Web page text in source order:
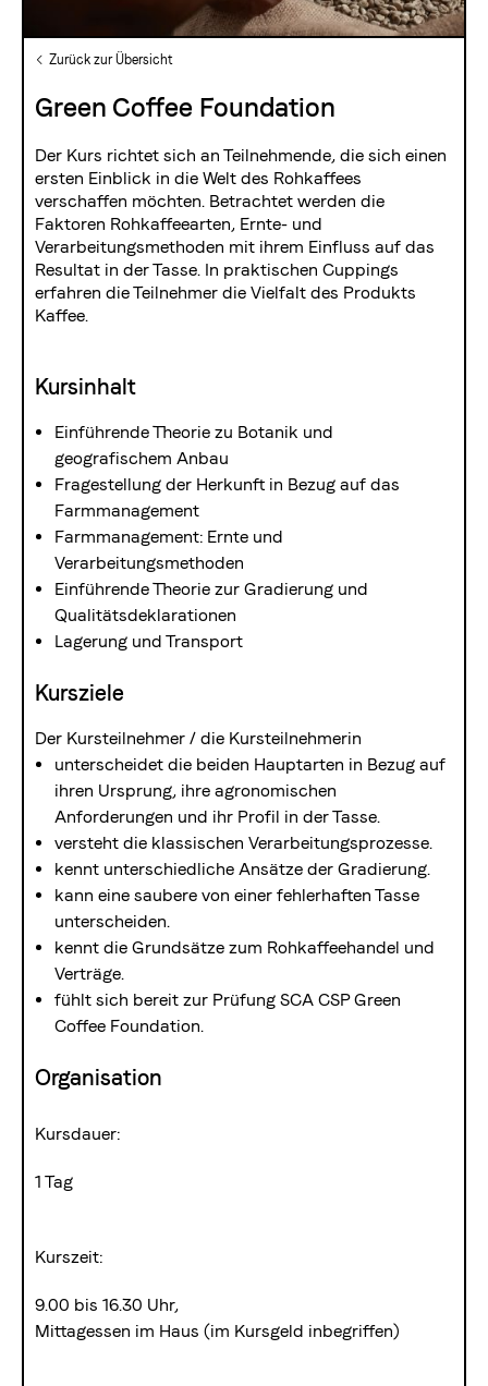
Blaser Trading
© 2026 Blasercafé AG
Zurück zur Übersicht
Green Coffee Foundation
Der Kurs richtet sich an Teilnehmende, die sich einen
ersten Einblick in die Welt des Rohkaffees
verschaffen möchten. Betrachtet werden die
Faktoren Rohkaffeearten, Ernte- und
Verarbeitungsmethoden mit ihrem Einfluss auf das
Resultat in der Tasse. In praktischen Cuppings
erfahren die Teilnehmer die Vielfalt des Produkts
Kaffee.
Kursinhalt
Einführende Theorie zu Botanik und
geografischem Anbau
Fragestellung der Herkunft in Bezug auf das
Farmmanagement
Farmmanagement: Ernte und
Verarbeitungsmethoden
Einführende Theorie zur Gradierung und
Qualitätsdeklarationen
Lagerung und Transport
Kursziele
Der Kursteilnehmer / die Kursteilnehmerin
unterscheidet die beiden Hauptarten in Bezug auf
ihren Ursprung, ihre agronomischen
Anforderungen und ihr Profil in der Tasse.
versteht die klassischen Verarbeitungsprozesse.
kennt unterschiedliche Ansätze der Gradierung.
kann eine saubere von einer fehlerhaften Tasse
unterscheiden.
kennt die Grundsätze zum Rohkaffeehandel und
Verträge.
fühlt sich bereit zur Prüfung SCA CSP Green
Coffee Foundation.
Organisation
Kursdauer:
1 Tag
Kurszeit:
9.00 bis 16.30 Uhr,
Mittagessen im Haus (im Kursgeld inbegriffen)